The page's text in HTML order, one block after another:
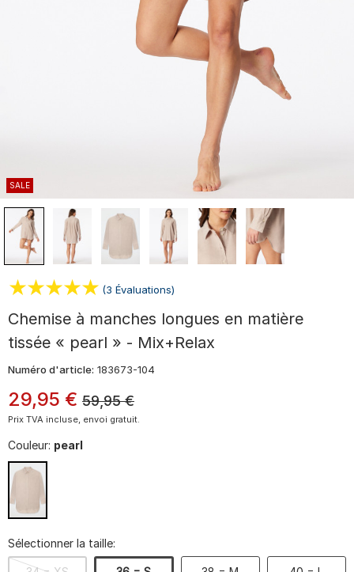
SALE
(3 Évaluations)
Chemise à manches longues en matière
tissée « pearl » - Mix+Relax
Numéro d'article: 183673-104
29,95 € 59,95 €
Prix TVA incluse, envoi gratuit.
Couleur: pearl
Sélectionner la taille: